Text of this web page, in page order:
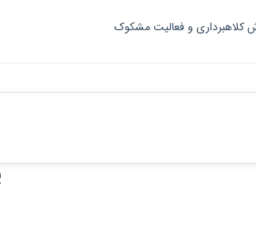
کلاهبرداری و فعالیت مشکوک